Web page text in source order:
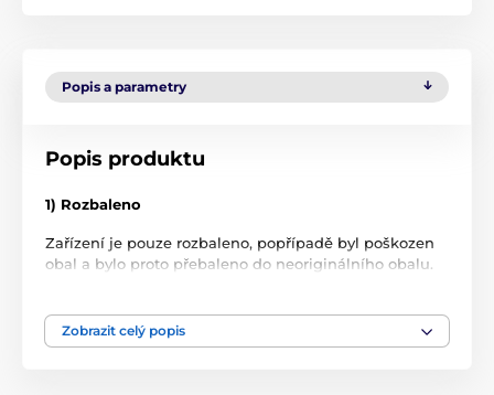
Popis a parametry
Popis produktu
1) Rozbaleno
Zařízení je pouze rozbaleno, popřípadě byl poškozen
obal a bylo proto přebaleno do neoriginálního obalu.
2) Zánovní
Zobrazit celý popis